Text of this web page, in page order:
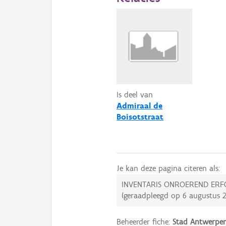
Is deel van
Admiraal de
Boisotstraat
Je kan deze pagina citeren als:
INVENTARIS ONROEREND
(geraadpleegd op6 augustus
Beheerder fiche:Stad